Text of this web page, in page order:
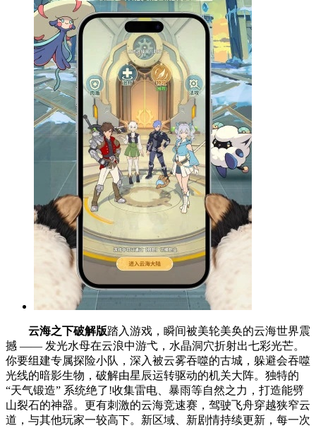
云海之下破解版踏入游戏，瞬间被美轮美奂的云海世界震
撼 —— 发光水母在云浪中游弋，水晶洞穴折射出七彩光芒。
你要组建专属探险小队，深入被云雾吞噬的古城，躲避会吞噬
光线的暗影生物，破解由星辰运转驱动的机关大阵。独特的
“天气锻造” 系统绝了!收集雷电、暴雨等自然之力，打造能劈
山裂石的神器。更有刺激的云海竞速赛，驾驶飞舟穿越狭窄云
道，与其他玩家一较高下。新区域、新剧情持续更新，每一次